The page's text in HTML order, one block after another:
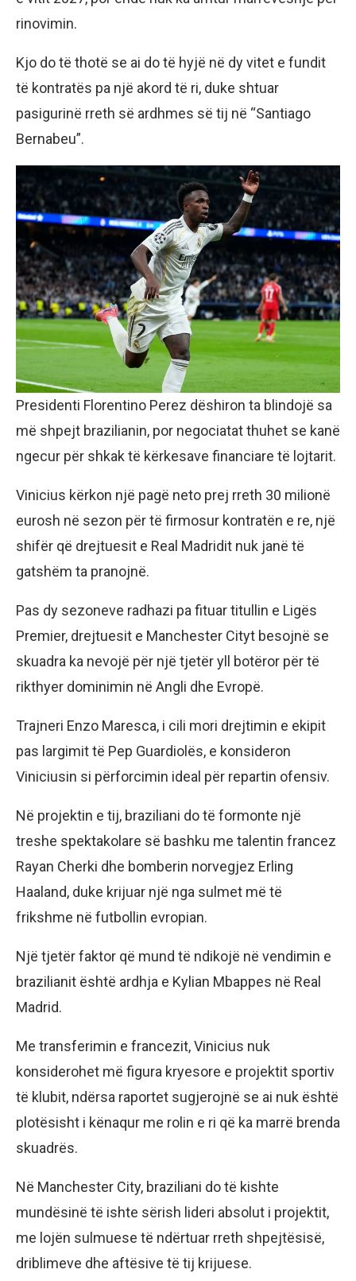
rinovimin.
Kjo do të thotë se ai do të hyjë në dy vitet e fundit
të kontratës pa një akord të ri, duke shtuar
pasigurinë rreth së ardhmes së tij në “Santiago
Bernabeu”.
Presidenti Florentino Perez dëshiron ta blindojë sa
më shpejt brazilianin, por negociatat thuhet se kanë
ngecur për shkak të kërkesave financiare të lojtarit.
Vinicius kërkon një pagë neto prej rreth 30 milionë
eurosh në sezon për të firmosur kontratën e re, një
shifër që drejtuesit e Real Madridit nuk janë të
gatshëm ta pranojnë.
Pas dy sezoneve radhazi pa fituar titullin e Ligës
Premier, drejtuesit e Manchester Cityt besojnë se
skuadra ka nevojë për një tjetër yll botëror për të
rikthyer dominimin në Angli dhe Evropë.
Trajneri Enzo Maresca, i cili mori drejtimin e ekipit
pas largimit të Pep Guardiolës, e konsideron
Viniciusin si përforcimin ideal për repartin ofensiv.
Në projektin e tij, braziliani do të formonte një
treshe spektakolare së bashku me talentin francez
Rayan Cherki dhe bomberin norvegjez Erling
Haaland, duke krijuar një nga sulmet më të
frikshme në futbollin evropian.
Një tjetër faktor që mund të ndikojë në vendimin e
brazilianit është ardhja e Kylian Mbappes në Real
Madrid.
Me transferimin e francezit, Vinicius nuk
konsiderohet më figura kryesore e projektit sportiv
të klubit, ndërsa raportet sugjerojnë se ai nuk është
plotësisht i kënaqur me rolin e ri që ka marrë brenda
skuadrës.
Në Manchester City, braziliani do të kishte
mundësinë të ishte sërish lideri absolut i projektit,
me lojën sulmuese të ndërtuar rreth shpejtësisë,
driblimeve dhe aftësive të tij krijuese.